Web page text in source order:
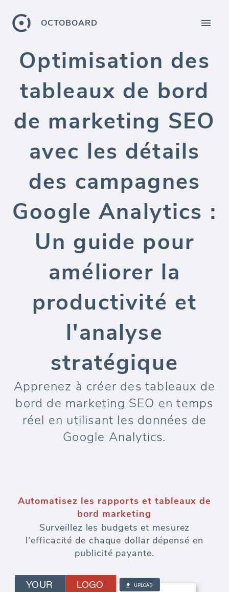
OCTOBOARD
Optimisation des
tableaux de bord
de marketing SEO
avec les détails
des campagnes
Google Analytics :
Un guide pour
améliorer la
productivité et
l'analyse
stratégique
Apprenez à créer des tableaux de
bord de marketing SEO en temps
réel en utilisant les données de
Google Analytics.
Automatisez les rapports et tableaux de
bord marketing
Surveillez les budgets et mesurez
l'efficacité de chaque dollar dépensé en
publicité payante.